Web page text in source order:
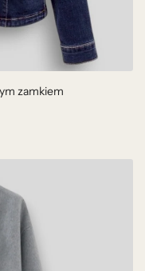
zamkiem